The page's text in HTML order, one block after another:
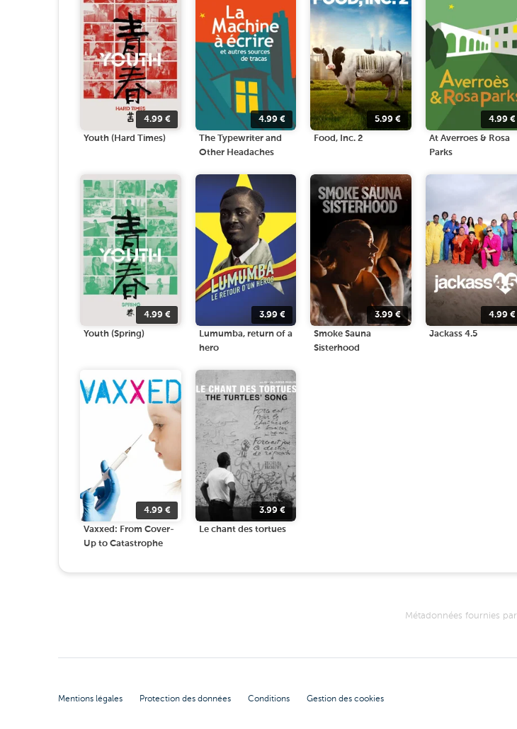
4.99€
Youth (Hard Times)
4.99 €
The Typewriter and
Other Headaches
5.99€
Food, Inc. 2
4.99 €
At Averroes & Rosa
Parks
4.99€
Youth (Spring)
3.99 €
Lumumba, return of a
hero
3.99€
Smoke Sauna
Sisterhood
4.99 €
Jackass 4.5
4.99€
Vaxxed: From Cover-
Up to Catastrophe
3.99 €
Le chant des tortues
Métadonnées fournies par
Mentions légales Protection des données Conditions Gestion des cookies